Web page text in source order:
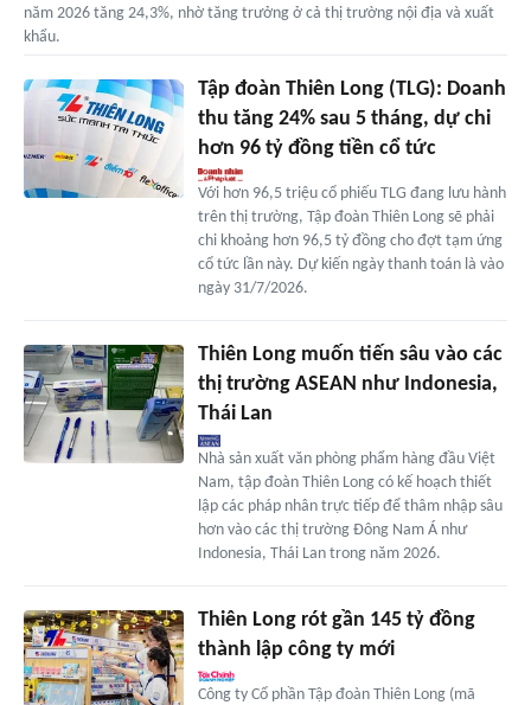
năm 2026 tăng 24,3%, nhờ tăng trưởng ở cả thị trường nội địa và xuất
khẩu.
Tập đoàn Thiên Long (TLG): Doanh
thu tăng 24% sau 5 tháng, dự chi
hơn 96 tỷ đồng tiền cổ tức
Với hơn 96,5 triệu cổ phiếu TLG đang lưu hành
trên thị trường, Tập đoàn Thiên Long sẽ phải
chi khoảng hơn 96,5 tỷ đồng cho đợt tạm ứng
cổ tức lần này. Dự kiến ngày thanh toán là vào
ngày 31/7/2026.
Thiên Long muốn tiến sâu vào các
thị trường ASEAN như Indonesia,
Thái Lan
Nhà sản xuất văn phòng phẩm hàng đầu Việt
Nam, tập đoàn Thiên Long có kế hoạch thiết
lập các pháp nhân trực tiếp để thâm nhập sâu
hơn vào các thị trường Đông Nam Á như
Indonesia, Thái Lan trong năm 2026.
Thiên Long rót gần 145 tỷ đồng
thành lập công ty mới
Công ty Cổ phần Tập đoàn Thiên Long (mã